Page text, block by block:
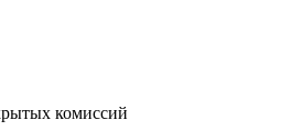
комиссий